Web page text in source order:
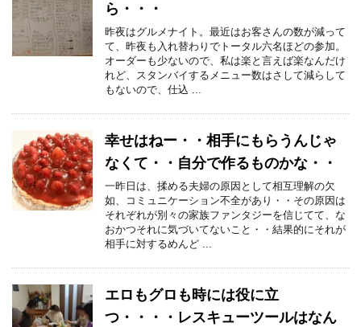
ら・・・
昨夜はグルメナイト。最近はお客さんの数が減って
て、昨夜も入れ替わりでトータル六名ほどの参加。
オーダーも少ないので、私は楽と言えば楽なんだけ
れど、スタンバイするメニュー数はさして減らして
もないので、仕込 ...
幸せはねー・・相手にもらうんじゃ
なくて・・自分で作るものかな・・
一昨日は、揉める夫婦の原因として相互理解の欠
如、コミュニケーション不全があり・・その原因は
それぞれが別々の家族ファンタジーを信じてて、な
おかつそれに気づいてないこと・・結果的にそれが
相手に対するめんど ...
エロもグロも時には役に立
つ・・・・レスキューツールはなん